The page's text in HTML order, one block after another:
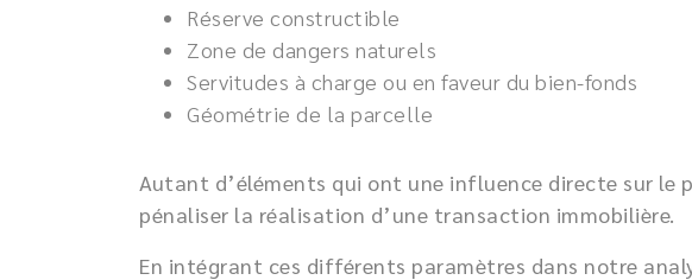
Réserve constructible
Zone de dangers naturels
Servitudes à charge ou en faveur du bien-fonds
Géométrie de la parcelle
Autant d’éléments qui ont une influence directe sur
pénaliser la réalisation d’une transaction immobilière.
En intégrant ces différents paramètres dans notre